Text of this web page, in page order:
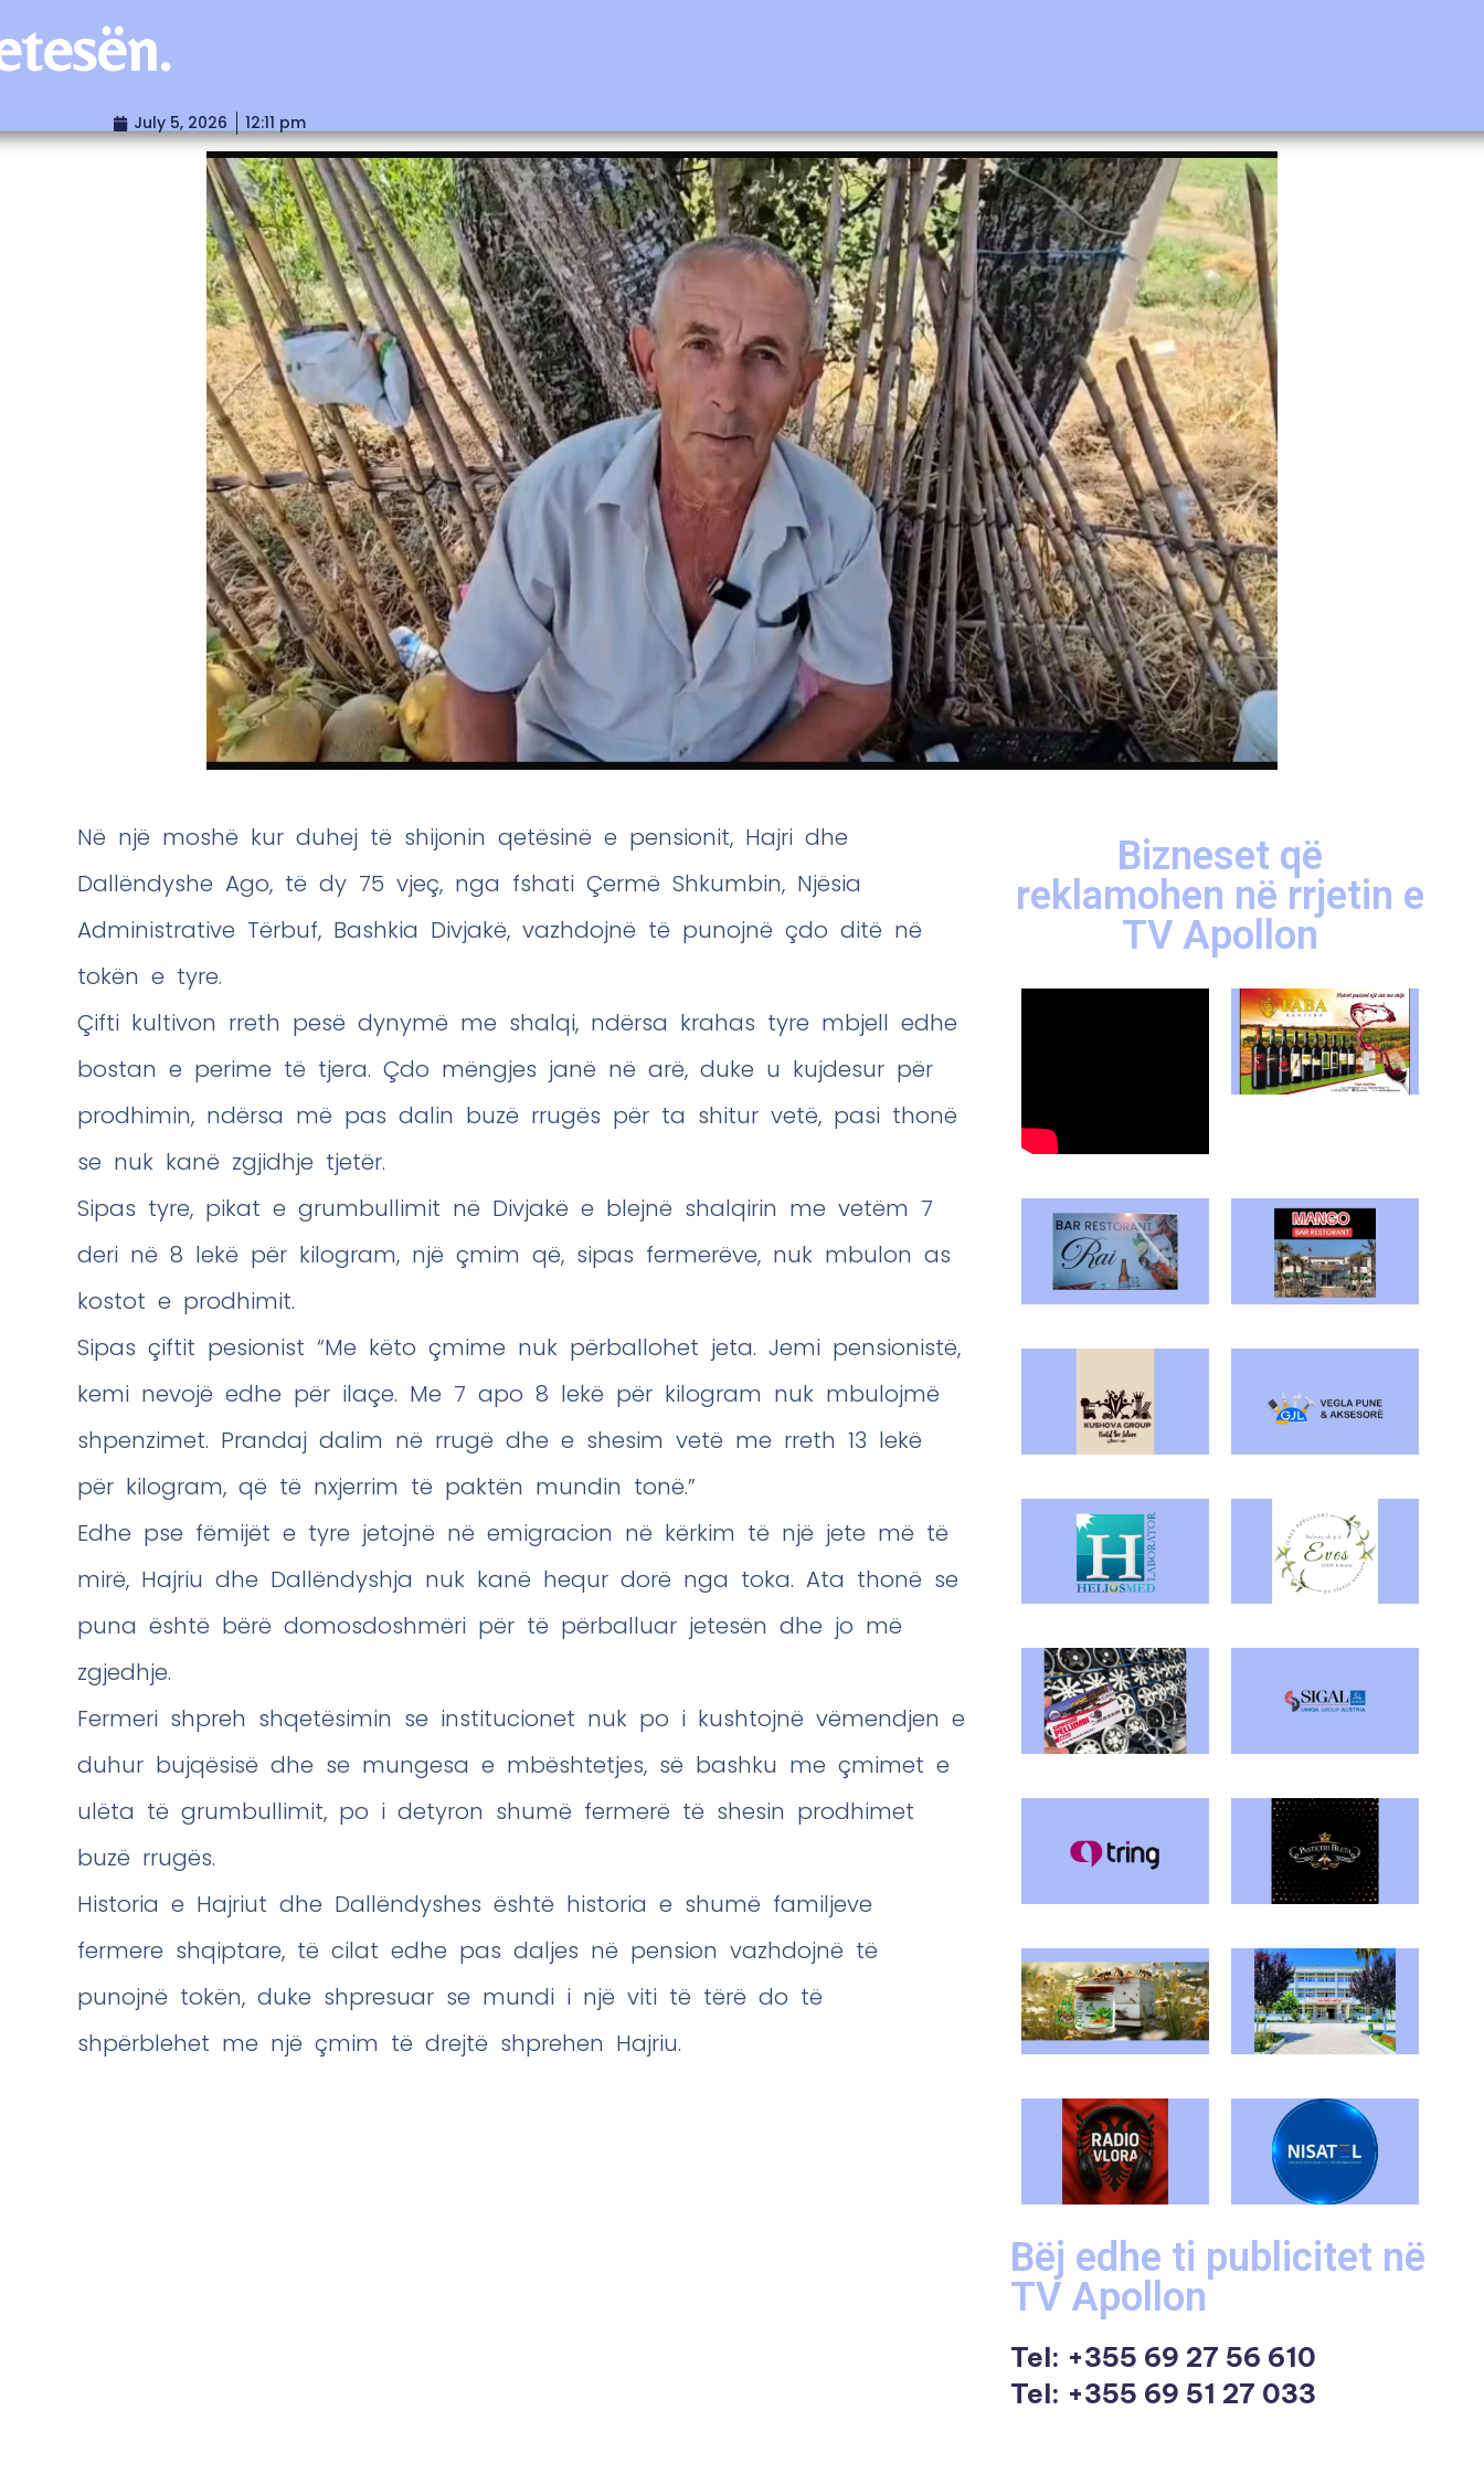
July 5, 2026 12:11 pm
Në një moshë kur duhej të shijonin qetësinë e pensionit, Hajri dhe
Dallëndyshe Ago, të dy 75 vjeç, nga fshati Çermë Shkumbin, Njësia
Administrative Tërbuf, Bashkia Divjakë, vazhdojnë të punojnë çdo ditë në
tokën e tyre.
Çifti kultivon rreth pesë dynymë me shalqi, ndërsa krahas tyre mbjell edhe
bostan e perime të tjera. Çdo mëngjes janë në arë, duke u kujdesur për
prodhimin, ndërsa më pas dalin buzë rrugës për ta shitur vetë, pasi thonë
se nuk kanë zgjidhje tjetër.
Sipas tyre, pikat e grumbullimit në Divjakë e blejnë shalqirin me vetëm 7
deri në 8 lekë për kilogram, një çmim që, sipas fermerëve, nuk mbulon as
kostot e prodhimit.
Sipas çiftit pesionist “Me këto çmime nuk përballohet jeta. Jemi pensionistë,
kemi nevojë edhe për ilaçe. Me 7 apo 8 lekë për kilogram nuk mbulojmë
shpenzimet. Prandaj dalim në rrugë dhe e shesim vetë me rreth 13 lekë
për kilogram, që të nxjerrim të paktën mundin tonë.”
Edhe pse fëmijët e tyre jetojnë në emigracion në kërkim të një jete më të
mirë, Hajriu dhe Dallëndyshja nuk kanë hequr dorë nga toka. Ata thonë se
puna është bërë domosdoshmëri për të përballuar jetesën dhe jo më
zgjedhje.
Fermeri shpreh shqetësimin se institucionet nuk po i kushtojnë vëmendjen e
duhur bujqësisë dhe se mungesa e mbështetjes, së bashku me çmimet e
ulëta të grumbullimit, po i detyron shumë fermerë të shesin prodhimet
buzë rrugës.
Historia e Hajriut dhe Dallëndyshes është historia e shumë familjeve
fermere shqiptare, të cilat edhe pas daljes në pension vazhdojnë të
punojnë tokën, duke shpresuar se mundi i një viti të tërë do të
shpërblehet me një çmim të drejtë shprehen Hajriu.
Bizneset që
reklamohen në rrjetin e
TV Apollon
Bëj edhe ti publicitet në
TV Apollon
Tel: +355 69 27 56 610
Tel: +355 69 51 27 033